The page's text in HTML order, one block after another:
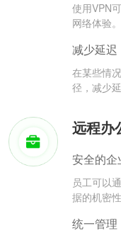
使用VPN
网络体验。
减少延迟
在某些情
径，减少
远程办
安全的企
员工可以
据的机密
统一管理